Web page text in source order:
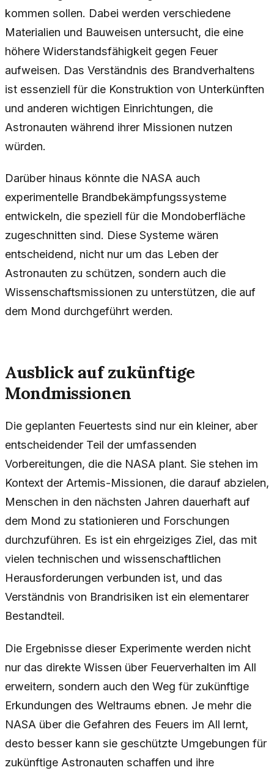
kommen sollen. Dabei werden verschiedene
Materialien und Bauweisen untersucht, die eine
höhere Widerstandsfähigkeit gegen Feuer
aufweisen. Das Verständnis des Brandverhaltens
ist essenziell für die Konstruktion von Unterkünften
und anderen wichtigen Einrichtungen, die
Astronauten während ihrer Missionen nutzen
würden.
Darüber hinaus könnte die NASA auch
experimentelle Brandbekämpfungssysteme
entwickeln, die speziell für die Mondoberfläche
zugeschnitten sind. Diese Systeme wären
entscheidend, nicht nur um das Leben der
Astronauten zu schützen, sondern auch die
Wissenschaftsmissionen zu unterstützen, die auf
dem Mond durchgeführt werden.
Ausblick auf zukünftige
Mondmissionen
Die geplanten Feuertests sind nur ein kleiner, aber
entscheidender Teil der umfassenden
Vorbereitungen, die die NASA plant. Sie stehen im
Kontext der Artemis-Missionen, die darauf abzielen,
Menschen in den nächsten Jahren dauerhaft auf
dem Mond zu stationieren und Forschungen
durchzuführen. Es ist ein ehrgeiziges Ziel, das mit
vielen technischen und wissenschaftlichen
Herausforderungen verbunden ist, und das
Verständnis von Brandrisiken ist ein elementarer
Bestandteil.
Die Ergebnisse dieser Experimente werden nicht
nur das direkte Wissen über Feuerverhalten im All
erweitern, sondern auch den Weg für zukünftige
Erkundungen des Weltraums ebnen. Je mehr die
NASA über die Gefahren des Feuers im All lernt,
desto besser kann sie geschützte Umgebungen für
zukünftige Astronauten schaffen und ihre